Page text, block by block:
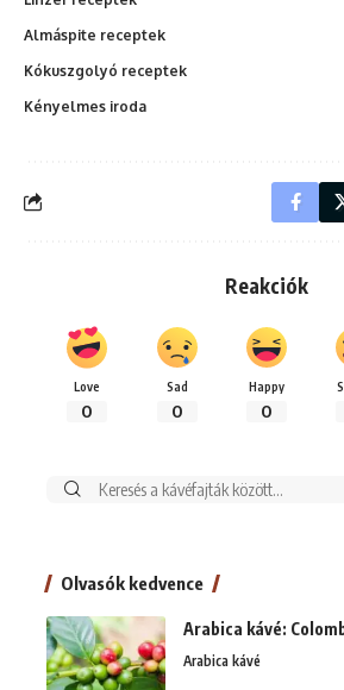
Almáspite receptek
Kókuszgolyó receptek
Kényelmes iroda
Reakciók
Love
0
Sad
0
Happy
0
Keresés:
Olvasók kedvence
Arabica kávé:
Arabica kávé